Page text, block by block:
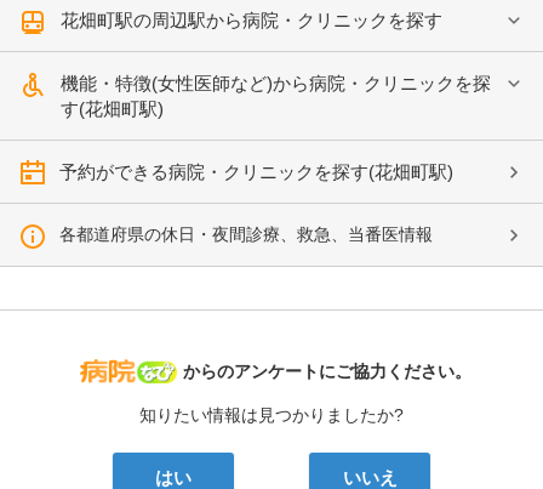
花畑町駅の周辺駅から病院・クリニックを探す
機能・特徴(女性医師など)から病院・クリニックを探
す(花畑町駅)
予約ができる病院・クリニックを探す(花畑町駅)
各都道府県の休日・夜間診療、救急、当番医情報
病院なび
からのアンケートにご協力ください。
知りたい情報は見つかりましたか?
はい いいえ